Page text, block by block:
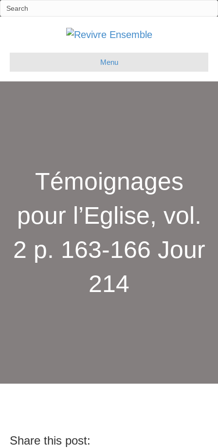
Menu
Témoignages
pour l’Eglise, vol.
2 p. 163-166 Jour
214
Share this post: